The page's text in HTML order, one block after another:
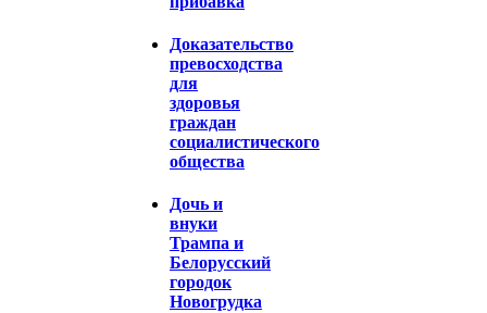
Доказательство
превосходства
для
здоровья
граждан
социалистического
общества
Дочь и
внуки
Трампа и
Белорусский
городок
Новогрудка